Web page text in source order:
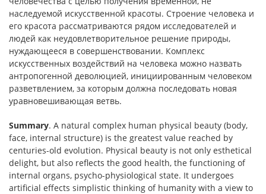
наследуемой искусственной красоты. Строение человека и
его красота рассматриваются рядом исследователей и
людей как неудовлетворительное решение природы,
нуждающееся в совершенствовании. Комплекс
искусственных воздействий на человека можно назвать
антропогенной деволюцией, инициированным человеком
разветвлением, за которым должна последовать новая
уравновешивающая ветвь.
Summary. A natural complex human physical beauty (body,
face, internal structure) is the greatest value reached by
centuries-old evolution. Physical beauty is not only esthetical
delight, but also reflects the good health, the functioning of
internal organs, psycho-physiological state. It undergoes
artificial effects simplistic thinking of humanity with a view to